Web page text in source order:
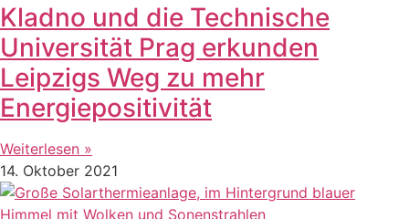
Kladno und die Technische
Universität Prag erkunden
Leipzigs Weg zu mehr
Energiepositivität
Weiterlesen »
14. Oktober 2021